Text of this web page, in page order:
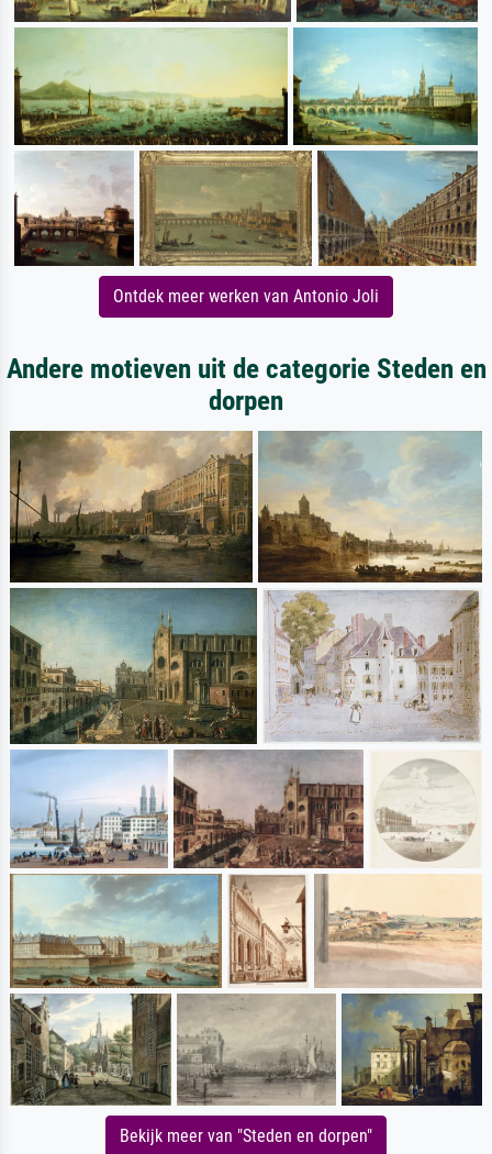
Ontdek meer werken van Antonio Joli
Andere motieven uit de categorie Steden en
dorpen
Bekijk meer van "Steden en dorpen"